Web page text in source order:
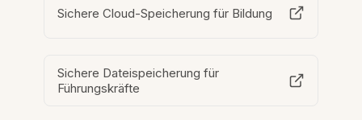
Sichere Cloud-Speicherung für Bildung
Sichere Dateispeicherung für
Führungskräfte